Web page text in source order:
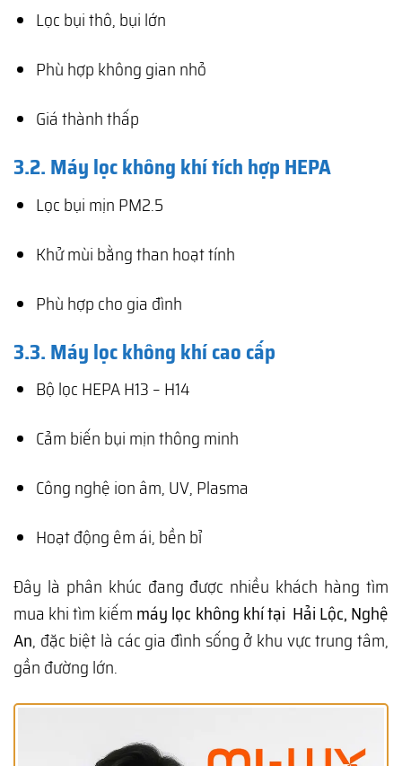
Lọc bụi thô, bụi lớn
Phù hợp không gian nhỏ
Giá thành thấp
3.2. Máy lọc không khí tích hợp HEPA
Lọc bụi mịn PM2.5
Khử mùi bằng than hoạt tính
Phù hợp cho gia đình
3.3. Máy lọc không khí cao cấp
Bộ lọc HEPA H13 – H14
Cảm biến bụi mịn thông minh
Công nghệ ion âm, UV, Plasma
Hoạt động êm ái, bền bỉ
Đây là phân khúc đang được nhiều khách hàng tìm
mua khi tìm kiếm máy lọc không khí tại Hải Lộc, Nghệ
An, đặc biệt là các gia đình sống ở khu vực trung tâm,
gần đường lớn.